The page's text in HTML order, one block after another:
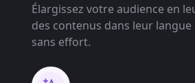
Élargissez votre audience en
des contenus dans leur
sans effort.